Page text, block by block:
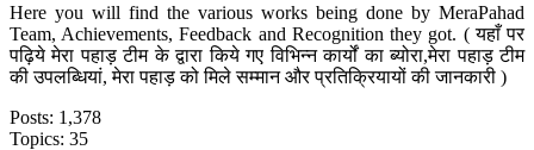
Here you will find the various works being done by MeraPahad
Team, Achievements, Feedback and Recognition they got. ( यहाँ पर
पढ़िये मेरा पहाड़ टीम के द्वारा किये गए विभिन्न कार्यों का ब्योरा,मेरा पहाड़ टीम
की उपलब्धियां, मेरा पहाड़ को मिले सम्मान और प्रतिक्रियायों की जानकारी )
Posts: 1,378
Topics: 35